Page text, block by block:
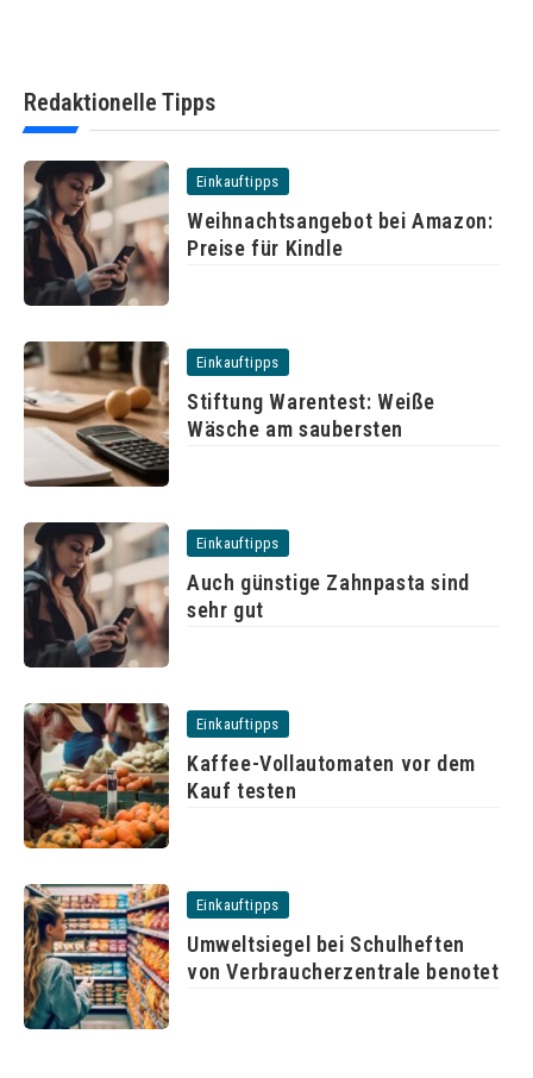
Redaktionelle Tipps
Einkauftipps
Weihnachtsangebot bei Amazon:
Preise für Kindle
Einkauftipps
Stiftung Warentest: Weiße
Wäsche am saubersten
Einkauftipps
Auch günstige Zahnpasta sind
sehr gut
Einkauftipps
Kaffee-Vollautomaten vor dem
Kauf testen
Einkauftipps
Umweltsiegel bei Schulheften
von Verbraucherzentrale benotet